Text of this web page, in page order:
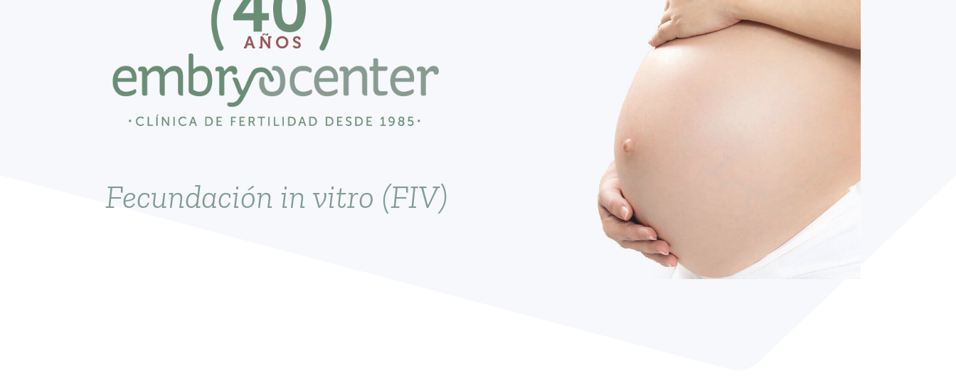
Fecundación in vitro (FIV)